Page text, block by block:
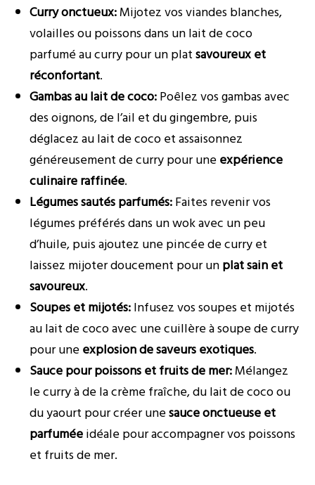
Curry onctueux:Mijotez vos viandes blanches,
volailles ou poissons dans un lait de coco
parfumé au curry pour un platsavoureux et
réconfortant.
Gambas au lait de coco:Poêlez vos gambas avec
des oignons, de l’ail et du gingembre, puis
déglacez au lait de coco et assaisonnez
généreusement de curry pour uneexpérience
culinaire raffinée.
Légumes sautés parfumés:Faites revenir vos
légumes préférés dans un wok avec un peu
d’huile, puis ajoutez une pincée de curry et
laissez mijoter doucement pour unplat sain et
savoureux.
Soupes et mijotés:Infusez vos soupes et mijotés
au lait de coco avec une cuillère à soupe de curry
pour uneexplosion de saveurs exotiques.
Sauce pour poissons et fruits de mer:Mélangez
le curry à de la crème fraîche, du lait de coco ou
du yaourt pour créer unesauce onctueuse et
parfuméeidéale pour accompagner vos poissons
et fruits de mer.